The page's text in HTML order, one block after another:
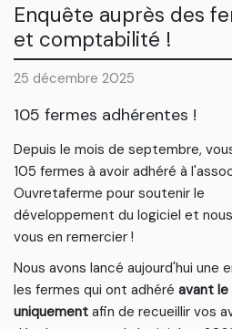
Enquête auprès des
et comptabilité !
25 décembre 2025
105 fermes adhérentes !
Depuis le mois de septembre,
105 fermes à avoir adhéré à
Ouvretaferme pour soutenir le
développement du logiciel et
vous en remercier !
Nous avons lancé aujourd'hui
les fermes qui ont adhéré avant
uniquement afin de recueillir vos